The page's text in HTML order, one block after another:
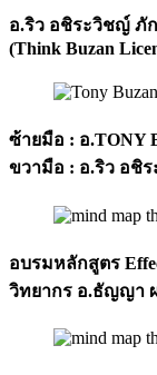
อ.ริว อชิระวิชญ์ ภั
(Think Buzan
ซ้ายมือ : อ.TONY
ขวามือ : อ.ริว อชิ
อบรมหลักสูตร
วิทยากร อ.ธัญญา